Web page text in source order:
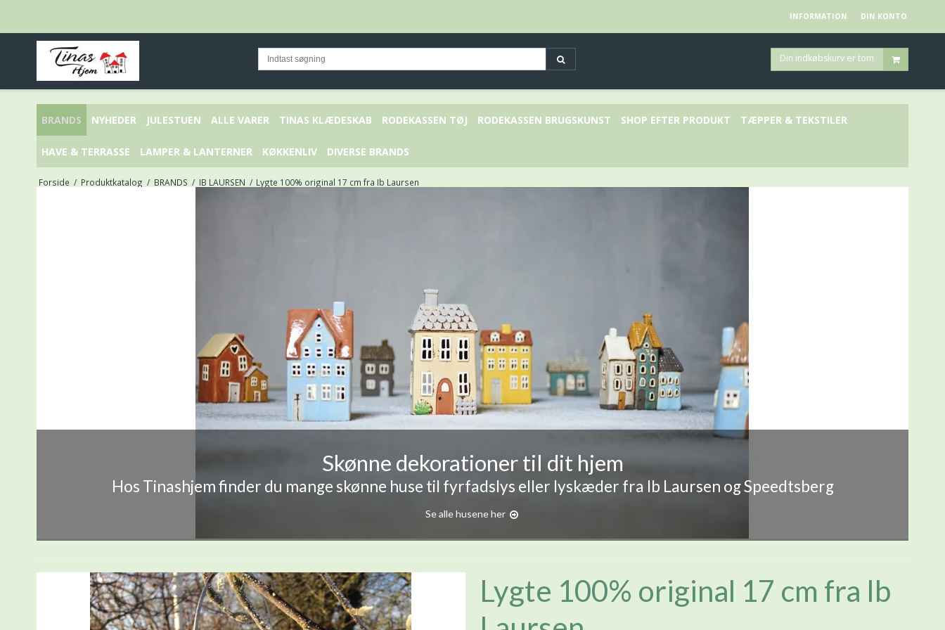
INFORMATION DIN KONTO
Din indkøbskurv er tom
BRANDS NYHEDER JULESTUEN ALLE VARER TINAS KLÆDESKAB RODEKASSEN TØJ RODEKASSEN BRUGSKUNST SHOP EFTER PRODUKT TÆPPER & TEKSTILER
HAVE & TERRASSE LAMPER & LANTERNER KØKKENLIV DIVERSE BRANDS
Forside / Produktkatalog / BRANDS / IB LAURSEN / Lygte 100% original 17 cm fra Ib Laursen
Skønne dekorationer til dit hjem
Hos Tinashjem finder du mange skønne huse til fyrfadslys eller lyskæder fra Ib Laursen og Speedtsberg
Se alle husene her
Lygte 100% original 17 cm fra Ib